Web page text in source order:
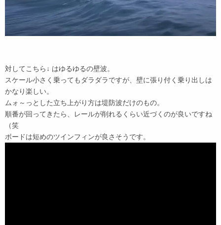
対してこちら↓ はゆるゆるの壁波。
スケール小さく乗ってもダラダラですが、壁に張り付く乗り出しは
かなり楽しい。
ムォ～っとした立ち上がり方は堤防波だけのもの。
順番が回ってきたら、レールが削れるくらい近づくのが良いですね
（笑
ボードは短めのツインフィンが良さそうです。